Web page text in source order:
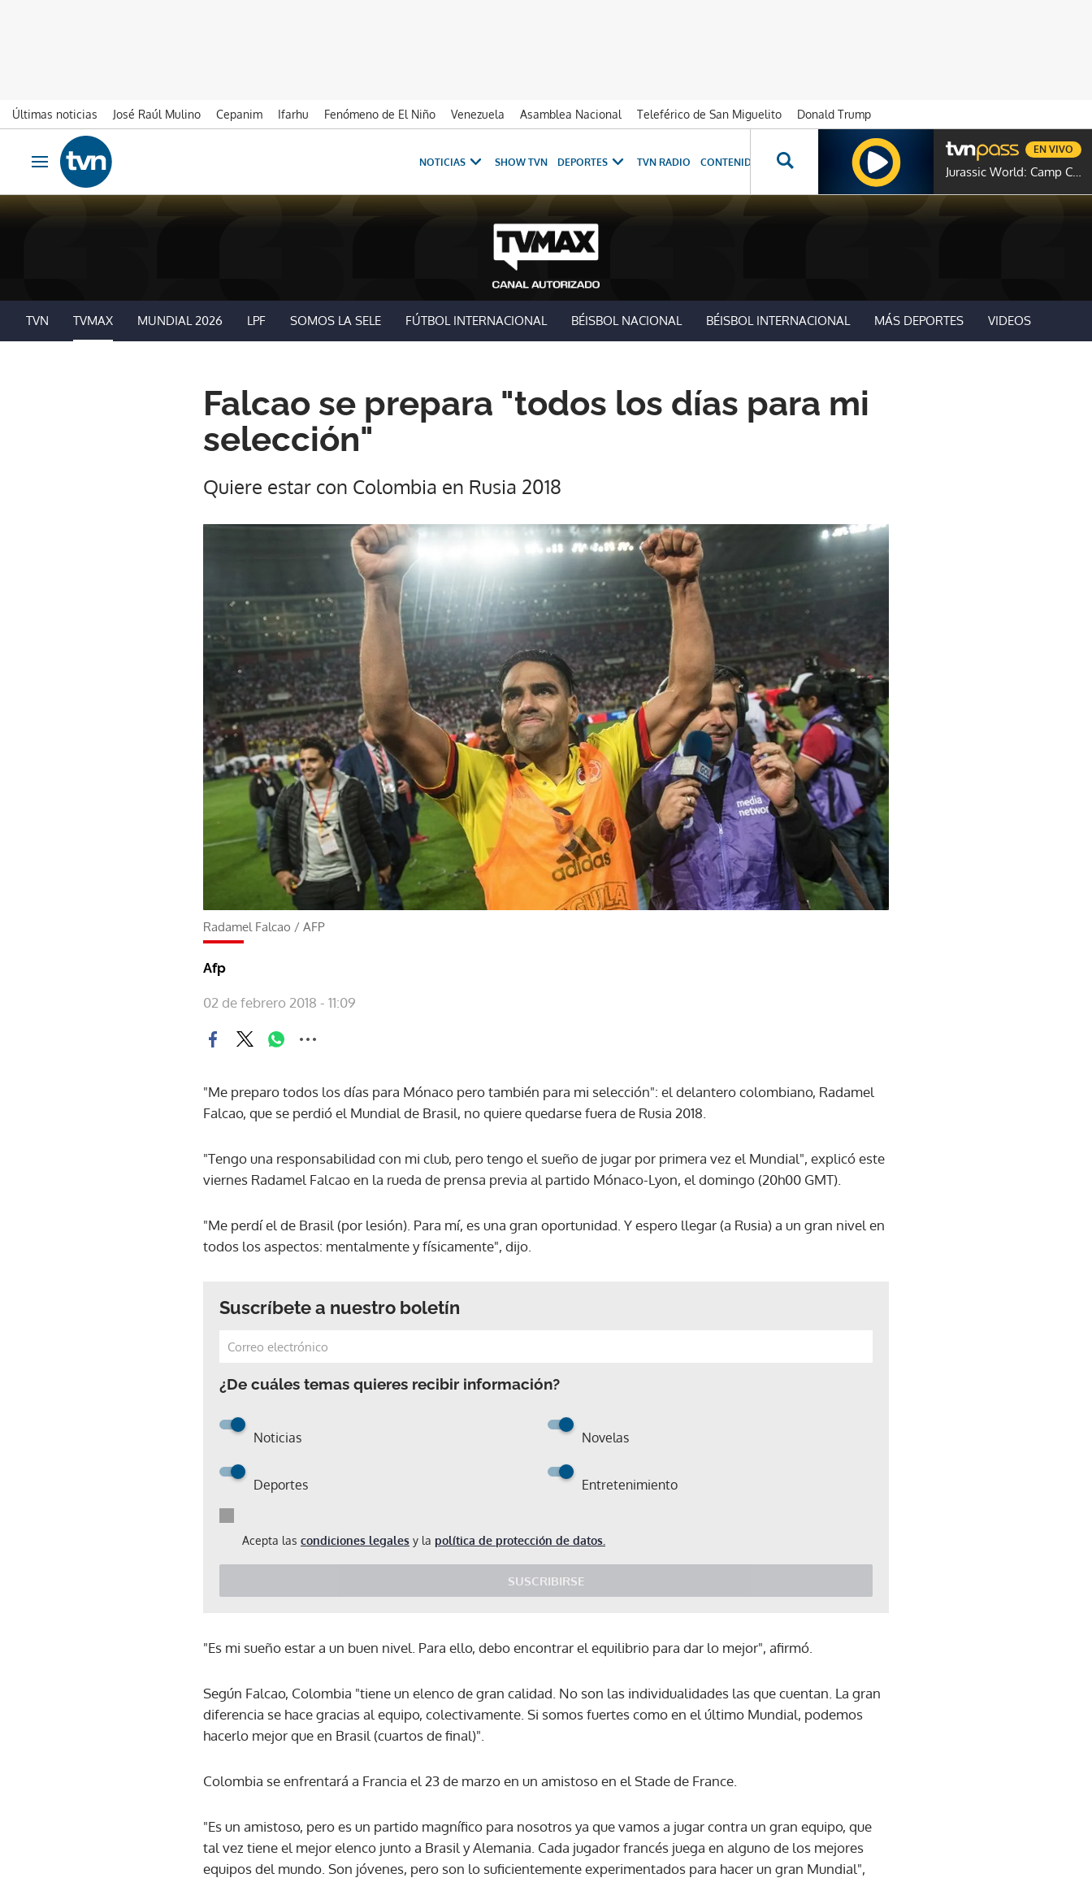
Últimas noticias José Raúl Mulino Cepanim Ifarhu Fenómeno de El Niño Venezuela Asamblea Nacional Teleférico de San Miguelito
Donald Trump
Ir al contenido
Obrir navegació
NOTICIAS SHOW TVN DEPORTES TVN RADIO CONTENIDOS ESPECIALES NOVELAS GENTE TVN
Jurassic World: Camp Cretaceous
EN VIVO
TVN TVMAX MUNDIAL 2026 LPF SOMOS LA SELE FÚTBOL INTERNACIONAL BÉISBOL NACIONAL BÉISBOL INTERNACIONAL MÁS DEPORTES VIDEOS
Falcao se prepara "todos los días para mi
selección"
Quiere estar con Colombia en Rusia 2018
Radamel Falcao / AFP
Afp
02 de febrero 2018 - 11:09
"Me preparo todos los días para Mónaco pero también para mi selección": el delantero colombiano, Radamel
Falcao, que se perdió el Mundial de Brasil, no quiere quedarse fuera de Rusia 2018.
"Tengo una responsabilidad con mi club, pero tengo el sueño de jugar por primera vez el Mundial", explicó este
viernes Radamel Falcao en la rueda de prensa previa al partido Mónaco-Lyon, el domingo (20h00 GMT).
"Me perdí el de Brasil (por lesión). Para mí, es una gran oportunidad. Y espero llegar (a Rusia) a un gran nivel en
todos los aspectos: mentalmente y físicamente", dijo.
Suscríbete a nuestro boletín
¿De cuáles temas quieres recibir información?
Noticias Novelas
Deportes Entretenimiento
Acepta las condiciones legales y la política de protección de datos.
SUSCRIBIRSE
ACEPTAR
"Es mi sueño estar a un buen nivel. Para ello, debo encontrar el equilibrio para dar lo mejor", afirmó.
Según Falcao, Colombia "tiene un elenco de gran calidad. No son las individualidades las que cuentan. La gran
diferencia se hace gracias al equipo, colectivamente. Si somos fuertes como en el último Mundial, podemos
hacerlo mejor que en Brasil (cuartos de final)".
Colombia se enfrentará a Francia el 23 de marzo en un amistoso en el Stade de France.
"Es un amistoso, pero es un partido magnífico para nosotros ya que vamos a jugar contra un gran equipo, que
tal vez tiene el mejor elenco junto a Brasil y Alemania. Cada jugador francés juega en alguno de los mejores
equipos del mundo. Son jóvenes, pero son lo suficientemente experimentados para hacer un gran Mundial",